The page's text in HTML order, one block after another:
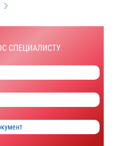
СПЕЦИАЛИСТУ